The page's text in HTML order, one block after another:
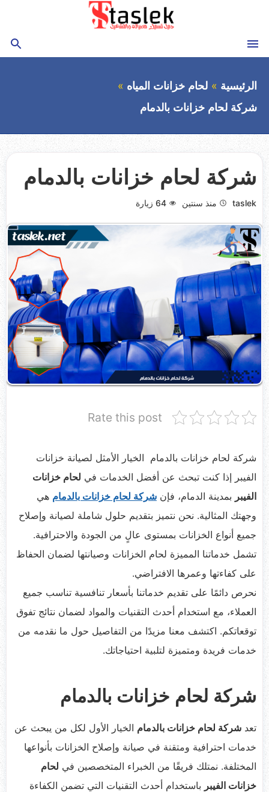
المحتوى
القائمة بحث
الرئيسية
لحام خزانات المياه
شركة لحام خزانات بالدمام
شركة لحام خزانات بالدمام
taslek منذ سنتين 64 زيارة
Rate this post
شركة لحام خزانات بالدمام الخيار الأمثل لصيانة خزانات
الفيبر إذا كنت تبحث عن أفضل الخدمات في لحام خزانات
الفيبر بمدينة الدمام، فإن شركة لحام خزانات بالدمام هي
وجهتك المثالية. نحن نتميز بتقديم حلول شاملة لصيانة وإصلاح
جميع أنواع الخزانات بمستوى عالٍ من الجودة والاحترافية.
تشمل خدماتنا المميزة لحام الخزانات وصيانتها لضمان الحفاظ
على كفاءتها وعمرها الافتراضي.
نحرص دائمًا على تقديم خدماتنا بأسعار تنافسية تناسب جميع
العملاء، مع استخدام أحدث التقنيات والمواد لضمان نتائج تفوق
توقعاتكم. اكتشف معنا مزيدًا من التفاصيل حول ما نقدمه من
خدمات فريدة ومتميزة لتلبية احتياجاتك.
شركة لحام خزانات بالدمام
تعد شركة لحام خزانات بالدمام الخيار الأول لكل من يبحث عن
خدمات احترافية ومتقنة في صيانة وإصلاح الخزانات بأنواعها
المختلفة. نمتلك فريقًا من الخبراء المتخصصين في لحام
خزانات الفيبر باستخدام أحدث التقنيات التي تضمن الكفاءة